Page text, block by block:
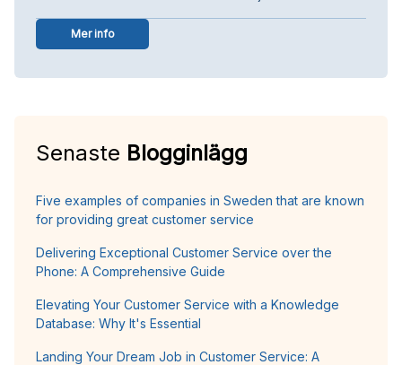
Mer info
Senaste Blogginlägg
Five examples of companies in Sweden that are known
for providing great customer service
Delivering Exceptional Customer Service over the
Phone: A Comprehensive Guide
Elevating Your Customer Service with a Knowledge
Database: Why It's Essential
Landing Your Dream Job in Customer Service: A